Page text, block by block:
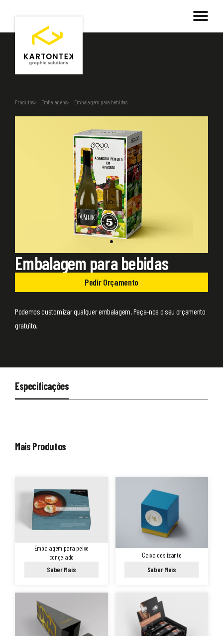
Produtos Embalagens Embalagem para bebidas
Embalagem para bebidas
Pedir Orçamento
Podemos customizar qualquer embalagem. Peça-nos o seu orçamento
gratuito.
Especificações
Mais Produtos
Embalagem para peixe
congelado
Saber Mais
Caixa deslizante
Saber Mais